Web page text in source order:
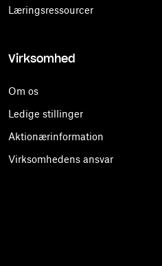
Læringsressourcer
Virksomhed
Om os
Ledige stillinger
Aktionærinformation
Virksomhedens ansvar